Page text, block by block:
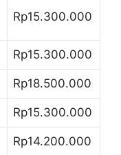
Rp15.300.000
Rp15.300.000
Rp18.500.000
Rp15.300.000
Rp14.200.000